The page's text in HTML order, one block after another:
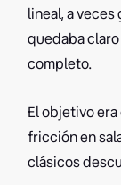
lineal, a
quedaba
completo.
El objetivo
fricción en
clásicos